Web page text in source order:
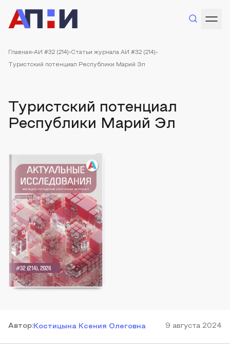
Главная АИ #32 (214) Статьи журнала АИ #32 (214)
Туристский потенциал Республики Марий Эл
Туристский потенциал
Республики Марий Эл
Автор:Костицына Ксения Олеговна 9 августа 2024